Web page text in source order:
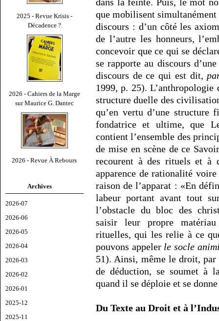
2025 - Revue Krisis -
Décadence ?
2026 - Cahiers de la Marge
sur Maurice G. Dantec
2026 - Revue À Rebours
Archives
2026-07
2026-06
2026-05
2026-04
2026-03
2026-02
2026-01
2025-12
2025-11
que mobilisent simultanément
discours : d’un côté les
de l’autre les honneurs,
concevoir que ce qui se
se rapporte au discours
discours de ce qui est dit,
1999, p. 25).
structure duelle des
qu’en vertu d’une structure
fondatrice et ultime, que
contient l’ensemble des
de mise en scène de ce
recourent à des rituels et à
apparence de rationalité
raison de l’apparat : «En
labeur portant avant tout
l’obstacle du bloc des
saisir leur propre
rituelles, qui les relie à ce
pouvons appeler le socle
51). Ainsi, même le droit, par
de déduction, se soumet à
quand il se déploie et se
Du Texte au Droit et à